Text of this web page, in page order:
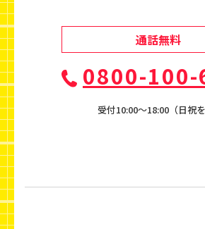
通話無料
0800-100-
受付10:00〜18:00（日祝を